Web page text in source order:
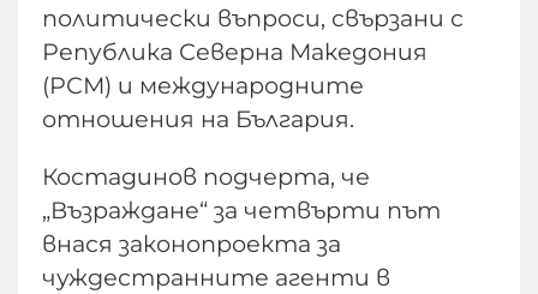
политически въпроси, свързани с
Република Северна Македония
(РСМ) и международните
отношения на България.
Костадинов подчерта, че
„Възраждане“ за четвърти път
внася законопроекта за
чуждестранните агенти в